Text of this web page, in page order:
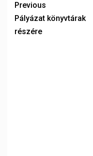
Previous
Pályázat könyvtárak
részére